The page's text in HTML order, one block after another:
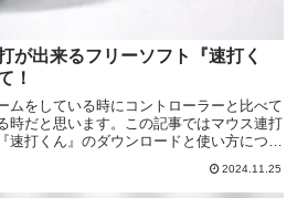
が出来るフリーソフト『速打く
！
ムをしている時にコントローラーと比べて
時だと思います。この記事ではマウス連打
速打くん』のダウンロードと使い方につい
2024.11.25